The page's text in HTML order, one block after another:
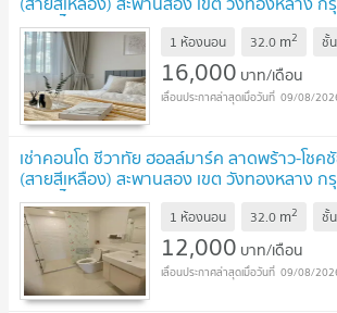
✅ ทักไลน์ @connexproperty ตอบทันที ทีมง
✅ UPDATE ! 1 ห้องนอน 32.0 m2 ชั้น
16,000 บาท/เดือน
09/08/
เช่าคอนโด ชีวาทัย ฮอลล์มาร์ค ลาดพร้าว-โชค
(สายสีเหลือง) สะพานสอง เขต วังทองหลาง ก
✅ ทักไลน์ @connexproperty ตอบทันที ทีมง
✅ UPDATE ! 1 ห้องนอน 32.0 m2 ชั้น
12,000 บาท/เดือน
09/08/